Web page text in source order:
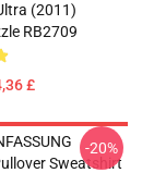
(2011)
RB2709
£
Sweatshirt
-20%